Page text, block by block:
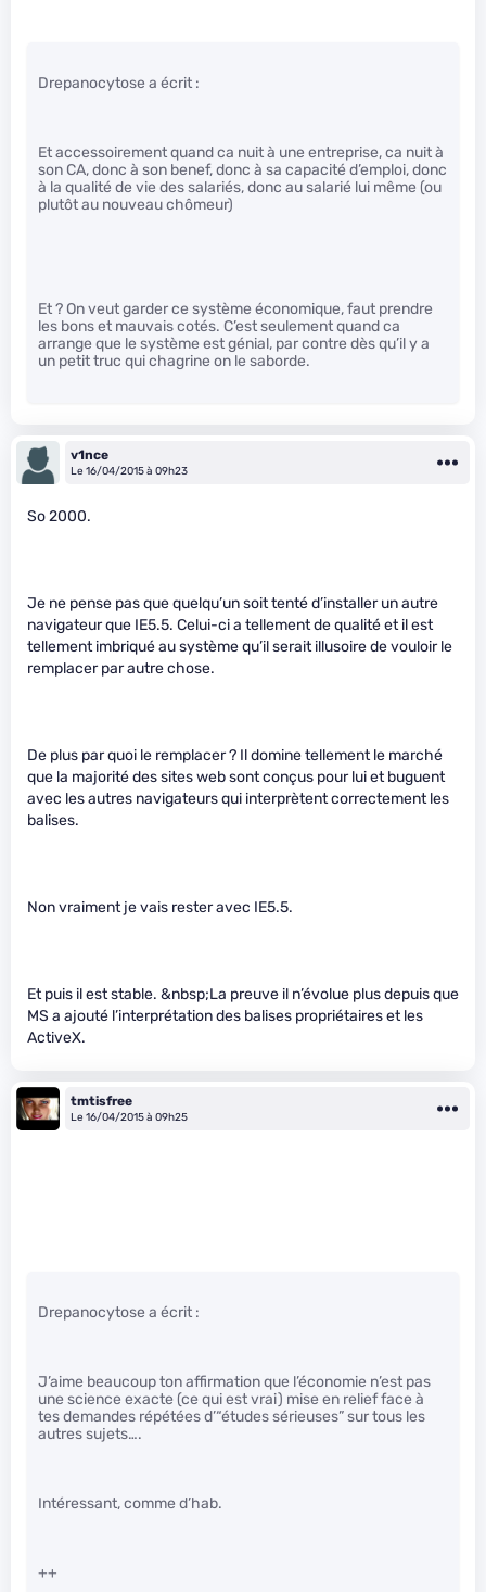
Drepanocytose a écrit :
Et accessoirement quand ca nuit à une entreprise, ca nuit à
son CA, donc à son benef, donc à sa capacité d’emploi, donc
à la qualité de vie des salariés, donc au salarié lui même (ou
plutôt au nouveau chômeur)
Et ? On veut garder ce système économique, faut prendre
les bons et mauvais cotés. C’est seulement quand ca
arrange que le système est génial, par contre dès qu’il y a
un petit truc qui chagrine on le saborde.
v1nce
Le 16/04/2015 à 09h23
So 2000.
Je ne pense pas que quelqu’un soit tenté d’installer un autre
navigateur que IE5.5. Celui-ci a tellement de qualité et il est
tellement imbriqué au système qu’il serait illusoire de vouloir le
remplacer par autre chose.
De plus par quoi le remplacer ? Il domine tellement le marché
que la majorité des sites web sont conçus pour lui et buguent
avec les autres navigateurs qui interprètent correctement les
balises.
Non vraiment je vais rester avec IE5.5.
Et puis il est stable. &nbsp;La preuve il n’évolue plus depuis que
MS a ajouté l’interprétation des balises propriétaires et les
ActiveX.
tmtisfree
Le 16/04/2015 à 09h25
Drepanocytose a écrit :
J’aime beaucoup ton affirmation que l’économie n’est pas
une science exacte (ce qui est vrai) mise en relief face à
tes demandes répétées d’“études sérieuses” sur tous les
autres sujets….
Intéressant, comme d’hab.
++